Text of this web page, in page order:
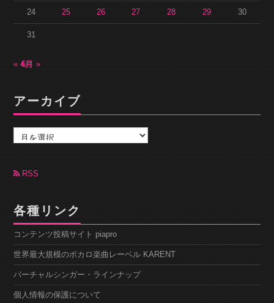
24 25 26 27 28 29 30
31
« 4月6月 »
アーカイブ
カ
ブ RSS
各種リンク
コンテンツ投稿サイト piapro
世界最大規模のボカロ楽曲レーベル KARENT
バーチャルシンガー・ラインナップ
個人情報の保護について